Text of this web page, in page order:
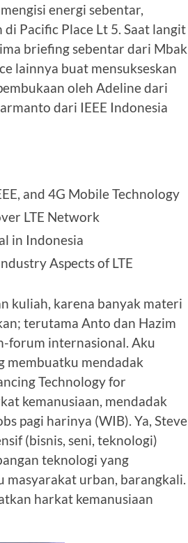
energi sebentar,
Pacific Place Lt 5. Saat langit
briefing sebentar dari Mbak
lainnya buat mensukseskan
oleh Adeline dari
dari IEEE Indonesia
and 4G Mobile Technology
LTE Network
in Indonesia
Aspects of LTE
kuliah, karena banyak materi
terutama Anto dan Hazim
forum internasional. Aku
membuatku mendadak
Technology for
kemanusiaan, mendadak
pagi harinya (WIB). Ya, Steve
(bisnis, seni, teknologi)
teknologi yang
masyarakat urban, barangkali.
harkat kemanusiaan